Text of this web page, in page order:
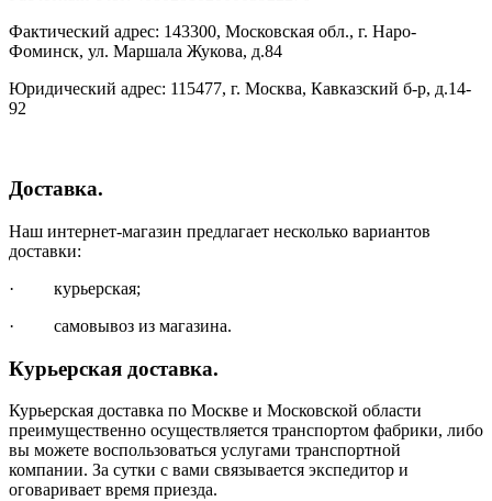
Фактический адрес: 143300, Московская обл., г. Наро-
Фоминск, ул. Маршала Жукова, д.84
Юридический адрес: 115477, г. Москва, Кавказский б-р, д.14-
92
Доставка.
Наш интернет-магазин предлагает несколько вариантов
доставки:
· курьерская;
· самовывоз из магазина.
Курьерская доставка.
Курьерская доставка по Москве и Московской области
преимущественно осуществляется транспортом фабрики, либо
вы можете воспользоваться услугами транспортной
компании. За сутки с вами связывается экспедитор и
оговаривает время приезда.